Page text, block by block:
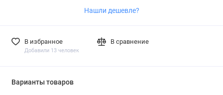
Нашли дешевле?
В избранное
Добавили 13 человек
В сравнение
Варианты товаров